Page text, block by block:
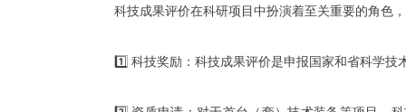
科技成果评价在科研项目中扮演着至关重要的角色
1️⃣ 科技奖励：科技成果评价是申报国家和省科学